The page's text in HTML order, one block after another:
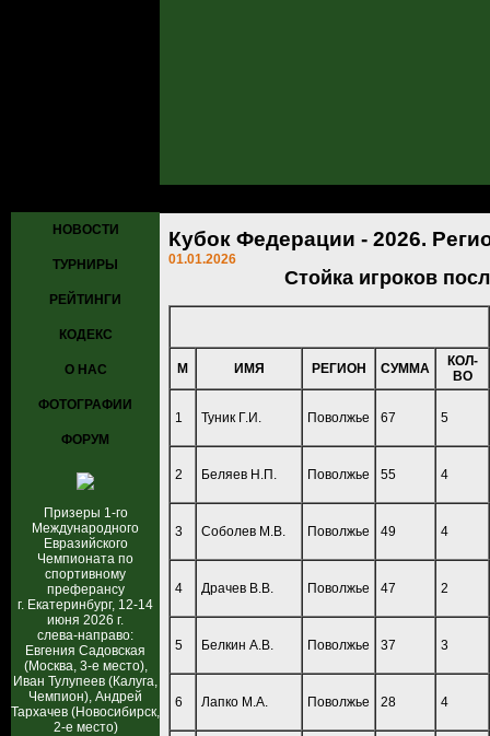
НОВОСТИ
ТУРНИРЫ
РЕЙТИНГИ
КОДЕКС
О НАС
ФОТОГРАФИИ
ФОРУМ
Призеры 1-го
Международного
Евразийского
Чемпионата по
спортивному
преферансу
г. Екатеринбург, 12-14
июня 2026 г.
слева-направо:
Евгения Садовская
(Москва, 3-е место),
Иван Тулупеев (Калуга,
Чемпион), Андрей
Тархачев (Новосибирск,
2-е место)
Кубок Федерации - 2026.
01.01.2026
Стойка игроков
М ИМЯ РЕГИОН СУММА
КОЛ-
ВО
1 Туник Г.И. Поволжье 67 5
2 Беляев Н.П. Поволжье 55 4
3 Соболев М.В. Поволжье 49 4
4 Драчев В.В. Поволжье 47 2
5 Белкин А.В. Поволжье 37 3
6 Лапко М.А. Поволжье 28 4